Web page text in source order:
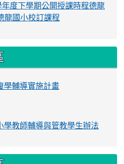
度下學期公開授課時程德龍
龍國小校訂課程
學輔導實施計畫
教師輔導與管教學生辦法